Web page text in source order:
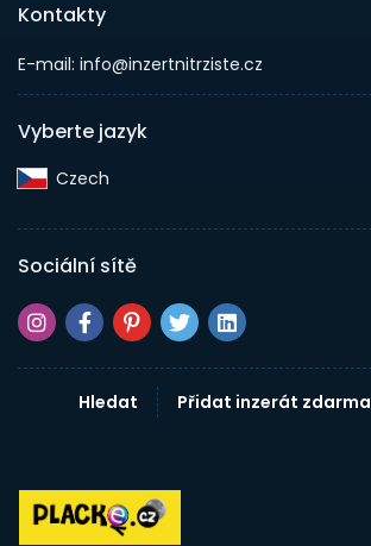
Kontakty
E-mail: info@inzertnitrziste.cz
Vyberte jazyk
Czech‎
Sociální sítě
Hledat Přidat inzerát zdarma